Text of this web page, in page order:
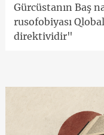
Gürcüstanın Baş
rusofobiyası
direktividir"